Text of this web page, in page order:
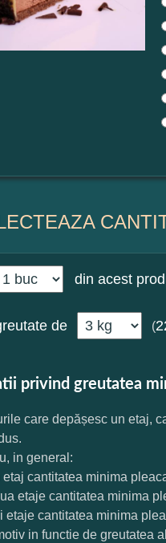
din acest
de (
privind greutatea
care depășesc un etaj,
in general:
etaj cantitatea minima
etaje cantitatea minima
etaje cantitatea minima
in functie de greutatea